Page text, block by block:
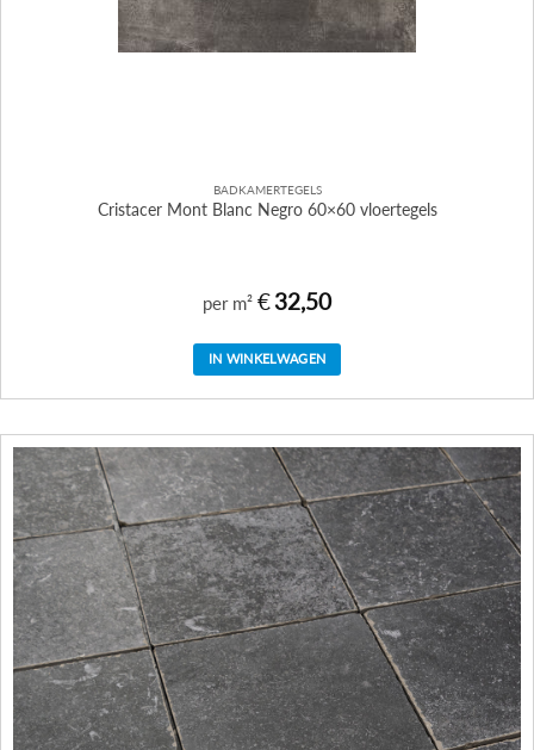
BADKAMERTEGELS
Cristacer Mont Blanc Negro 60×60 vloertegels
per m² €32,50
IN WINKELWAGEN